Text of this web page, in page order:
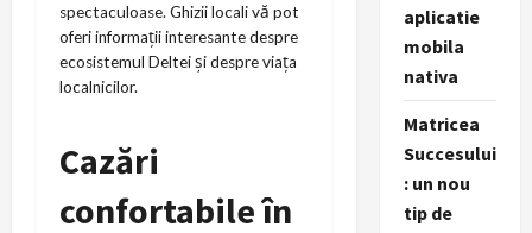
spectaculoase. Ghizii locali vă pot
oferi informații interesante despre
ecosistemul Deltei și despre viața
localnicilor.
Cazări
confortabile în
aplicatie
mobila
nativa
Matricea
Succesului
: un nou
tip de